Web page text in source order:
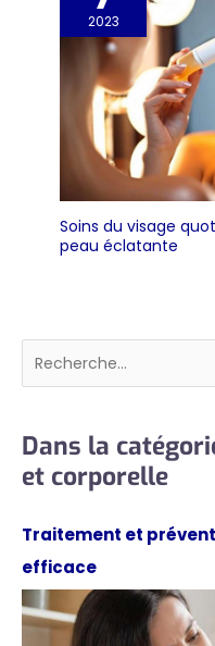
2023
Soins du visage
peau éclatante
Rechercher
Dans la
et corporelle
Traitement et
efficace